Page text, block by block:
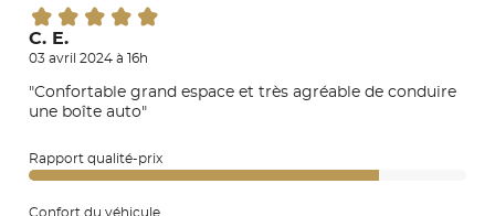
C. E.
03 avril 2024 à 16h
"Confortable grand espace et très agréable de conduire
une boîte auto"
Rapport qualité-prix
Confort du véhicule